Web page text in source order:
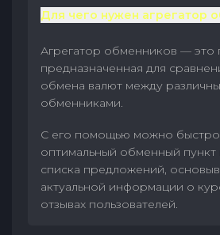
Для чего нужен агрегатор
Агрегатор обменников — это
предназначенная для
обмена валют между
обменниками.
С его помощью можно быстро
оптимальный обменный
списка предложений,
актуальной информации о
отзывах пользователей.